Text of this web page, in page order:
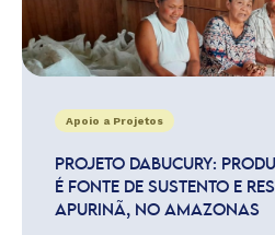
Apoio a Projetos
PROJETO DABUCURY:
É FONTE DE SUSTENTO E
APURINÃ, NO AMAZONAS